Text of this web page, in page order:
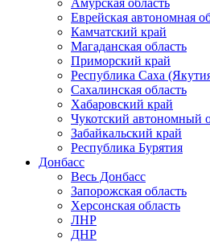
Амурская область
Еврейская автономная
Камчатский край
Магаданская область
Приморский край
Республика Саха
Сахалинская область
Хабаровский край
Чукотский автономный
Забайкальский край
Республика Бурятия
Донбасс
Весь Донбасс
Запорожская область
Херсонская область
ЛНР
ДНР